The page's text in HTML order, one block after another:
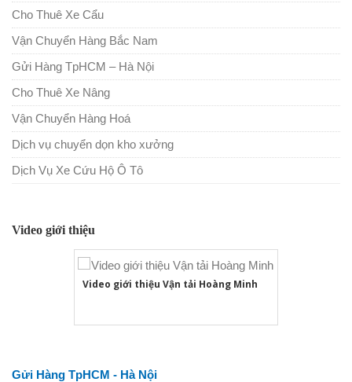
Cho Thuê Xe Cẩu
Vận Chuyển Hàng Bắc Nam
Gửi Hàng TpHCM – Hà Nội
Cho Thuê Xe Nâng
Vận Chuyển Hàng Hoá
Dịch vụ chuyển dọn kho xưởng
Dịch Vụ Xe Cứu Hộ Ô Tô
Video giới thiệu
Video giới thiệu Vận tải Hoàng Minh
Gửi Hàng TpHCM - Hà Nội